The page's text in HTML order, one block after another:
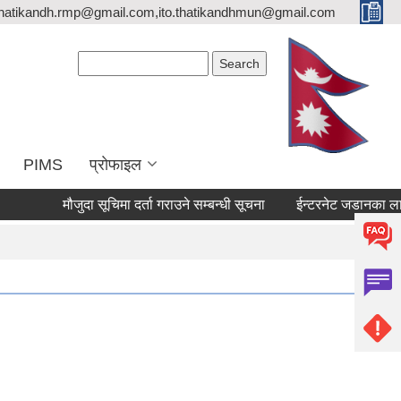
PIMS प्राेफाइल
मौजुदा सूचिमा दर्ता गराउने सम्बन्धी सूचना ईन्टरनेट जडानका